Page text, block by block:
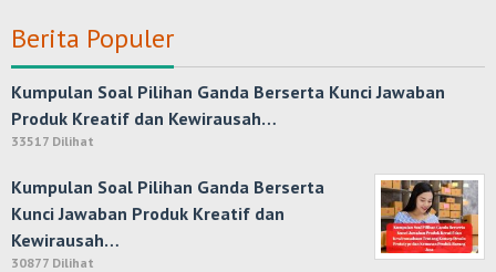
Berita Populer
Kumpulan Soal Pilihan Ganda Berserta Kunci Jawaban
Produk Kreatif dan Kewirausah…
33517 Dilihat
Kumpulan Soal Pilihan Ganda Berserta
Kunci Jawaban Produk Kreatif dan
Kewirausah…
30877 Dilihat